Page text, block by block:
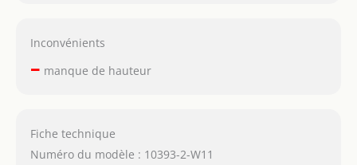
Inconvénients
– manque de hauteur
Fiche technique
Numéro du modèle : 10393-2-W11